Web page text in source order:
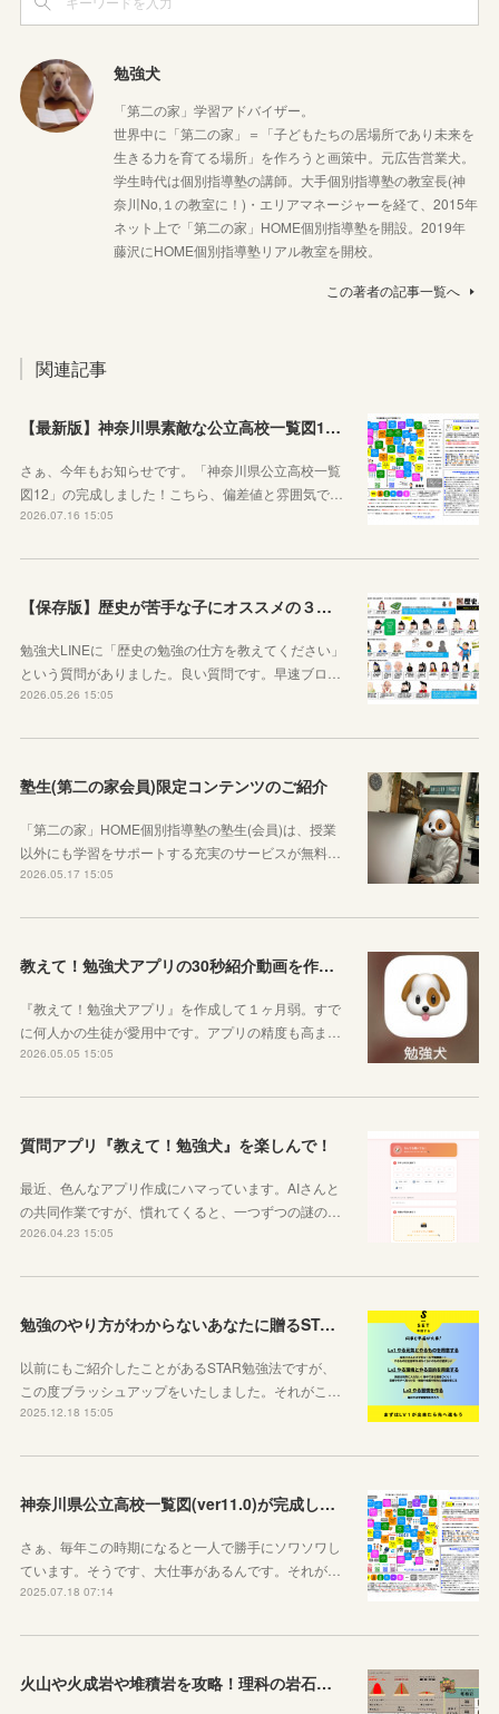
勉強犬
「第二の家」学習アドバイザー。
世界中に「第二の家」＝「子どもたちの居場所であり未来を
生きる力を育てる場所」を作ろうと画策中。元広告営業犬。
学生時代は個別指導塾の講師。大手個別指導塾の教室長(神
奈川No,１の教室に！)・エリアマネージャーを経て、2015年
ネット上で「第二の家」HOME個別指導塾を開設。2019年
藤沢にHOME個別指導塾リアル教室を開校。
この著者の記事一覧へ
関連記事
【最新版】神奈川県素敵な公立高校一覧図12が完成しました！
さぁ、今年もお知らせです。「神奈川県公立高校一覧
図12」の完成しました！こちら、偏差値と雰囲気で…
2026.07.16 15:05
【保存版】歴史が苦手な子にオススメの３つの勉強法！オリジナルプリントもご紹介！
勉強犬LINEに「歴史の勉強の仕方を教えてください」
という質問がありました。良い質問です。早速ブロ…
2026.05.26 15:05
塾生(第二の家会員)限定コンテンツのご紹介
「第二の家」HOME個別指導塾の塾生(会員)は、授業
以外にも学習をサポートする充実のサービスが無料…
2026.05.17 15:05
教えて！勉強犬アプリの30秒紹介動画を作成しました
『教えて！勉強犬アプリ』を作成して１ヶ月弱。すで
に何人かの生徒が愛用中です。アプリの精度も高ま…
2026.05.05 15:05
質問アプリ『教えて！勉強犬』を楽しんで！
最近、色んなアプリ作成にハマっています。AIさんと
の共同作業ですが、慣れてくると、一つずつの謎の…
2026.04.23 15:05
勉強のやり方がわからないあなたに贈るSTAR勉強法
以前にもご紹介したことがあるSTAR勉強法ですが、
この度ブラッシュアップをいたしました。それがこ…
2025.12.18 15:05
神奈川県公立高校一覧図(ver11.0)が完成しました！
さぁ、毎年この時期になると一人で勝手にソワソワし
ています。そうです、大仕事があるんです。それが…
2025.07.18 07:14
火山や火成岩や堆積岩を攻略！理科の岩石ノートを作りました